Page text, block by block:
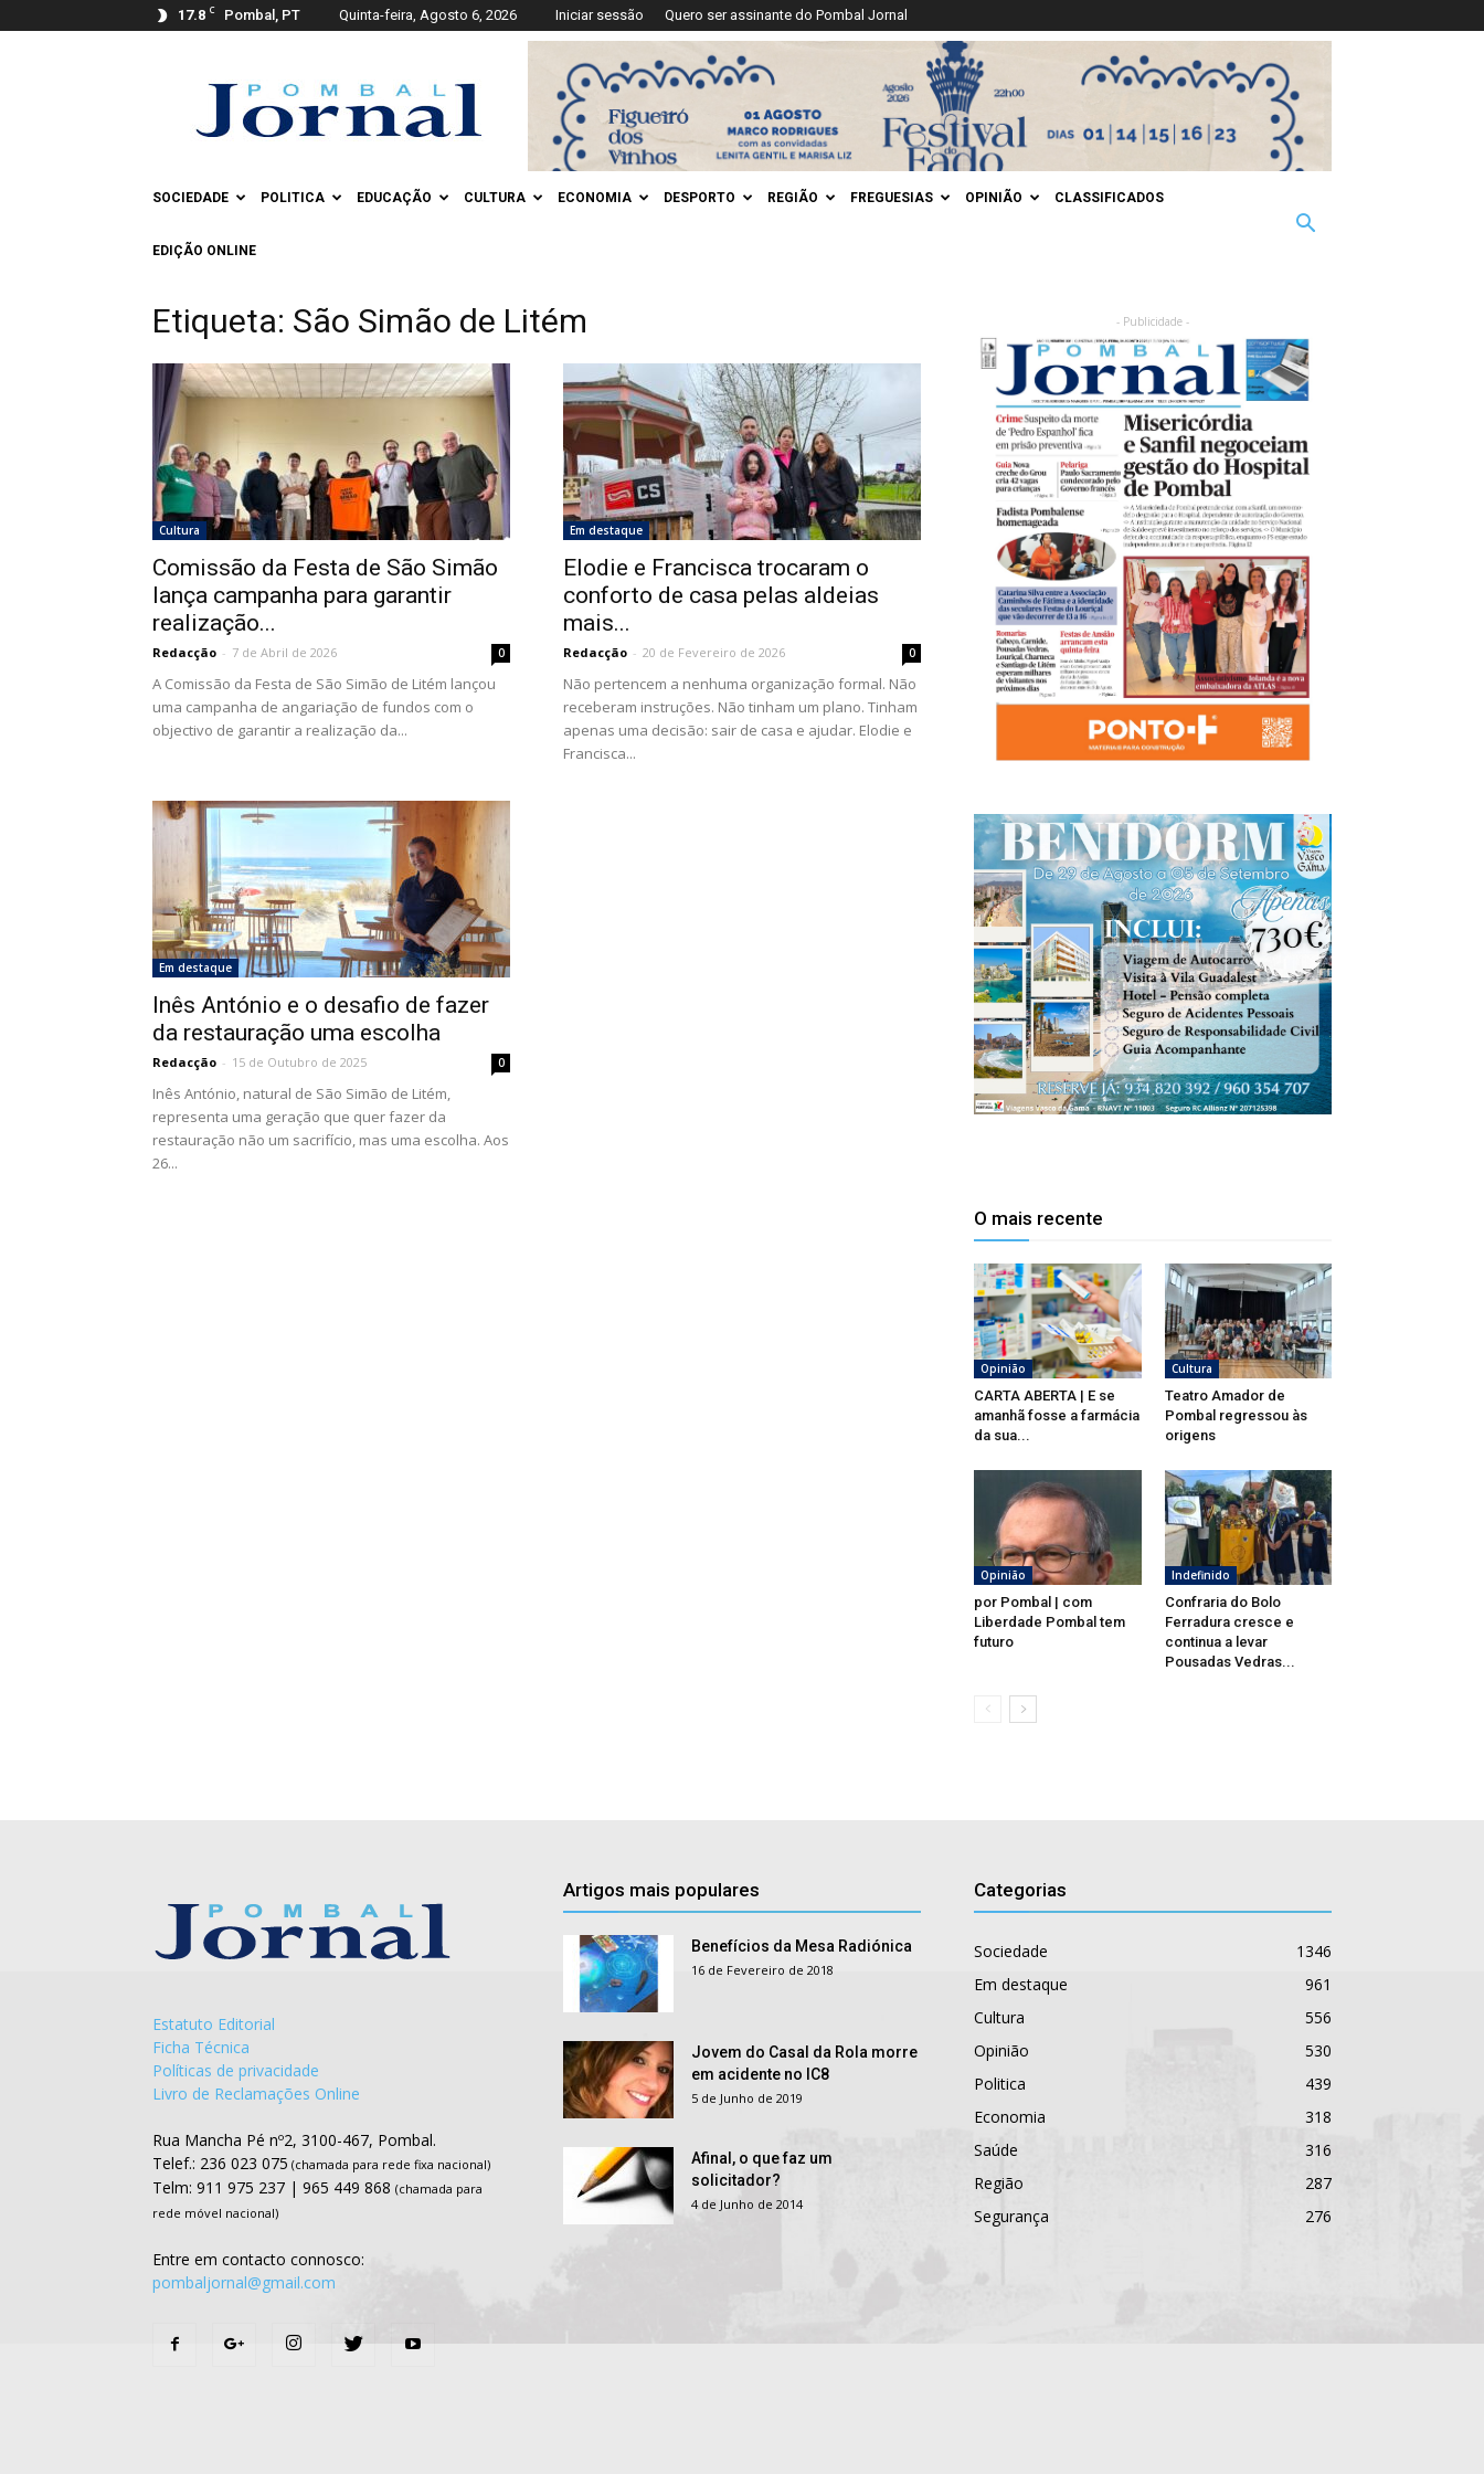
17.8 C Pombal, PT Quinta-feira, Agosto 6, 2026 Iniciar sessão Quero ser assinante do Pombal Jornal
Jornal
SOCIEDADE POLITICA EDUCAÇÃO CULTURA ECONOMIA DESPORTO REGIÃO FREGUESIAS OPINIÃO CLASSIFICADOS
EDIÇÃO ONLINE
Etiqueta: São Simão de Litém
Cultura
Comissão da Festa de São Simão
lança campanha para garantir
realização...
Redacção - 7 de Abril de 2026 0
A Comissão da Festa de São Simão de Litém lançou
uma campanha de angariação de fundos com o
objectivo de garantir a realização da...
Em destaque
Elodie e Francisca trocaram o
conforto de casa pelas aldeias
mais...
Redacção - 20 de Fevereiro de 2026 0
Não pertencem a nenhuma organização formal. Não
receberam instruções. Não tinham um plano. Tinham
apenas uma decisão: sair de casa e ajudar. Elodie e
Francisca...
Em destaque
Inês António e o desafio de fazer
da restauração uma escolha
Redacção - 15 de Outubro de 2025 0
Inês António, natural de São Simão de Litém,
representa uma geração que quer fazer da
restauração não um sacrifício, mas uma escolha. Aos
26...
- Publicidade -
O mais recente
Opinião
CARTA ABERTA | E se
amanhã fosse a farmácia
da sua...
Cultura
Teatro Amador de
Pombal regressou às
origens
Opinião
por Pombal | com
Liberdade Pombal tem
futuro
Indefinido
Confraria do Bolo
Ferradura cresce e
continua a levar
Pousadas Vedras...
Estatuto Editorial
Ficha Técnica
Políticas de privacidade
Livro de Reclamações Online
Rua Mancha Pé nº2, 3100-467, Pombal.
Telef.: 236 023 075 (chamada para rede fixa nacional)
Telm: 911 975 237 | 965 449 868 (chamada para
rede móvel nacional)
Entre em contacto connosco:
pombaljornal@gmail.com
Artigos mais populares
Benefícios da Mesa Radiónica
16 de Fevereiro de 2018
Jovem do Casal da Rola morre
em acidente no IC8
5 de Junho de 2019
Afinal, o que faz um
solicitador?
4 de Junho de 2014
Categorias
Sociedade
1346
Em destaque
961
Cultura
556
Opinião
530
Politica
439
Economia
318
Saúde
316
Região
287
Segurança
276